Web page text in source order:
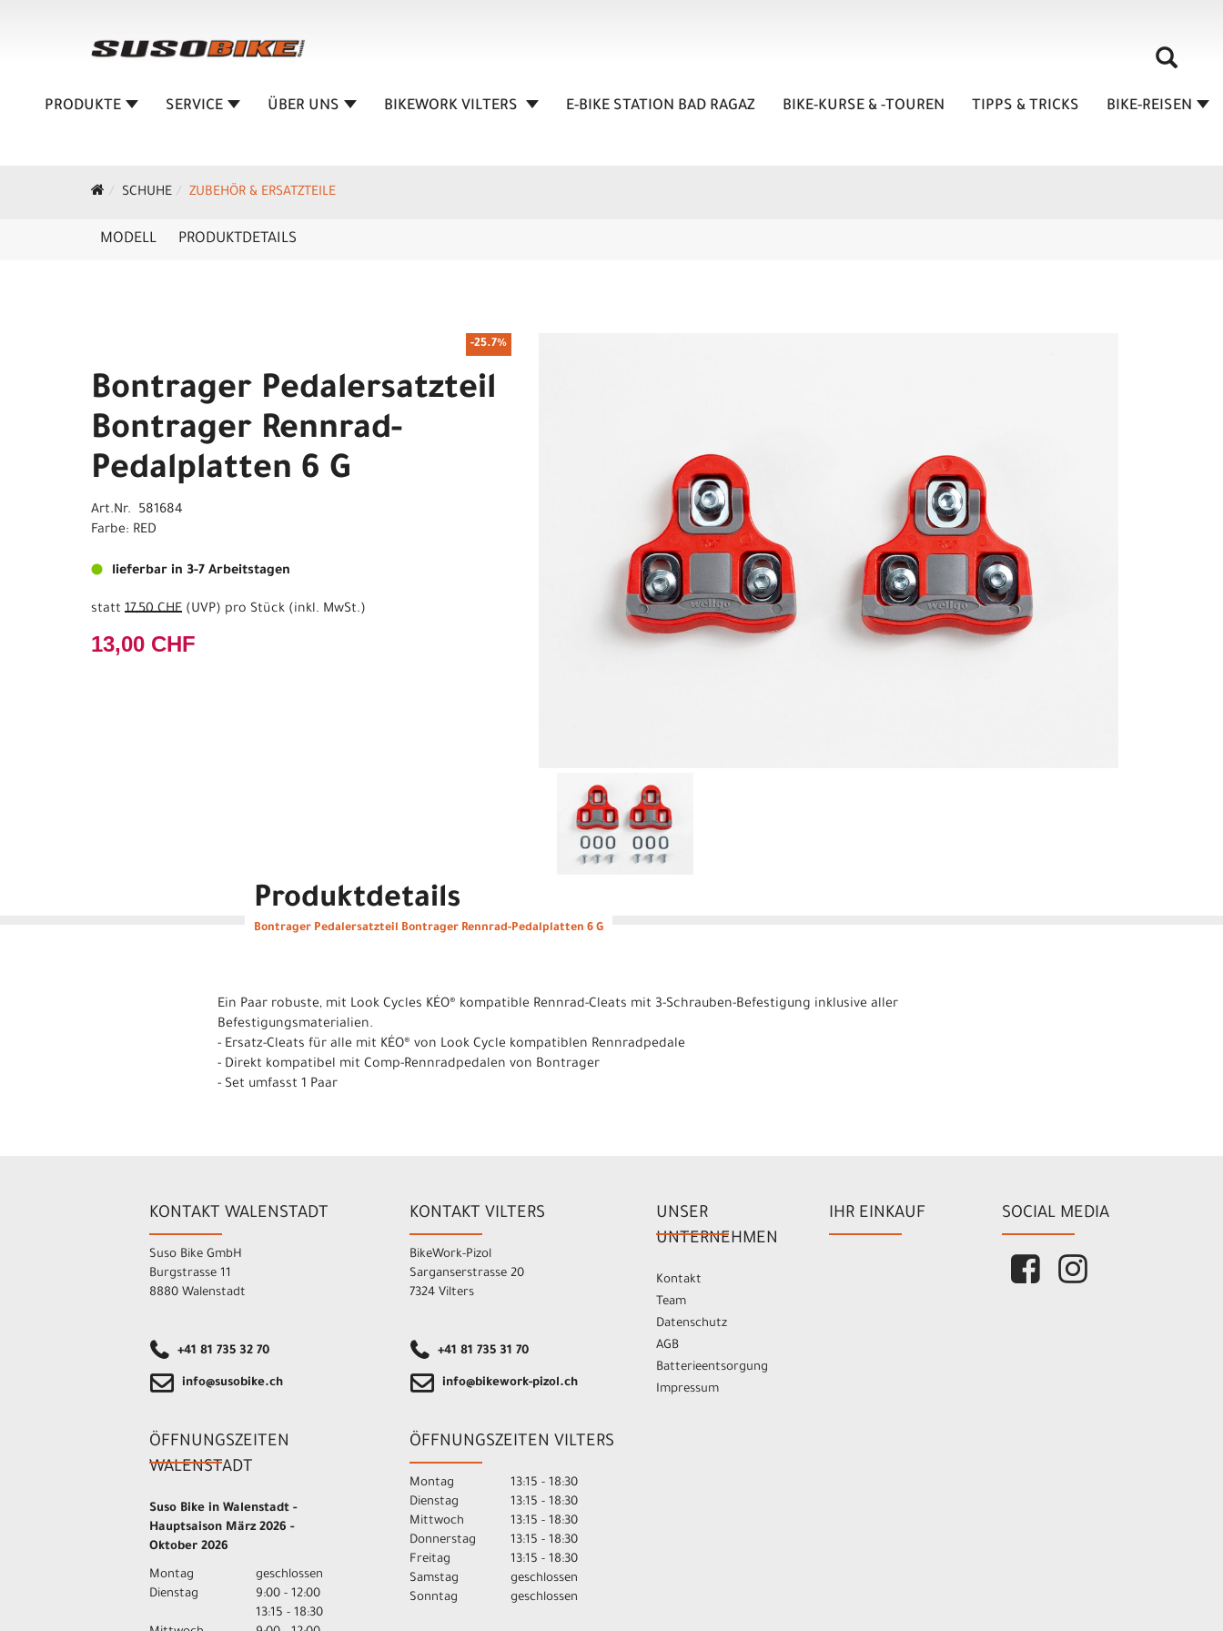
PRODUKTE SERVICE ÜBER UNS BIKEWORK VILTERS E-BIKE STATION BAD RAGAZ BIKE-KURSE & -TOUREN TIPPS & TRICKS BIKE-REISEN
SCHUHE ZUBEHÖR & ERSATZTEILE
MODELL PRODUKTDETAILS
-25.7%
Bontrager Pedalersatzteil
Bontrager Rennrad-
Pedalplatten 6 G
Art.Nr. 581684
Farbe: RED
lieferbar in 3-7 Arbeitstagen
statt 17,50 CHF (UVP) pro Stück (inkl. MwSt.)
13,00 CHF
Produktdetails
Bontrager Pedalersatzteil Bontrager Rennrad-Pedalplatten 6 G
Ein Paar robuste, mit Look Cycles KÉO® kompatible Rennrad-Cleats mit 3-Schrauben-Befestigung inklusive aller
Befestigungsmaterialien.
- Ersatz-Cleats für alle mit KÉO® von Look Cycle kompatiblen Rennradpedale
- Direkt kompatibel mit Comp-Rennradpedalen von Bontrager
- Set umfasst 1 Paar
KONTAKT WALENSTADT
Suso Bike GmbH
Burgstrasse 11
8880 Walenstadt
+41 81 735 32 70
info@susobike.ch
ÖFFNUNGSZEITEN
WALENSTADT
Suso Bike in Walenstadt -
Hauptsaison März 2026 -
Oktober 2026
Montag
geschlossen
Dienstag
9:00 - 12:00
13:15 - 18:30
KONTAKT VILTERS
BikeWork-Pizol
Sarganserstrasse 20
7324 Vilters
+41 81 735 31 70
info@bikework-pizol.ch
ÖFFNUNGSZEITEN VILTERS
Montag
13:15 - 18:30
Dienstag
13:15 - 18:30
Mittwoch
13:15 - 18:30
Donnerstag
13:15 - 18:30
Freitag
13:15 - 18:30
Samstag
geschlossen
Sonntag
geschlossen
UNSER
UNTERNEHMEN
Kontakt
Team
Datenschutz
AGB
Batterieentsorgung
Impressum
IHR EINKAUF SOCIAL MEDIA